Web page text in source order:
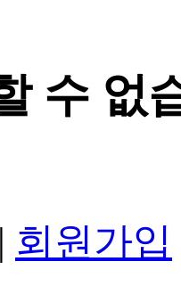
수 없
| 회원가입